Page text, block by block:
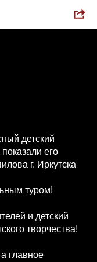
детский
его
г. Иркутска
туром!
и детский
творчества!
главное